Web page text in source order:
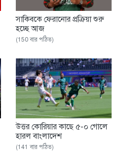
সাকিবকে ফেরানোর প্রক্রিয়া শুরু
হচ্ছে আজ
(150 বার পঠিত)
উত্তর কোরিয়ার কাছে ৫-০ গোলে
হারল বাংলাদেশ
(141 বার পঠিত)